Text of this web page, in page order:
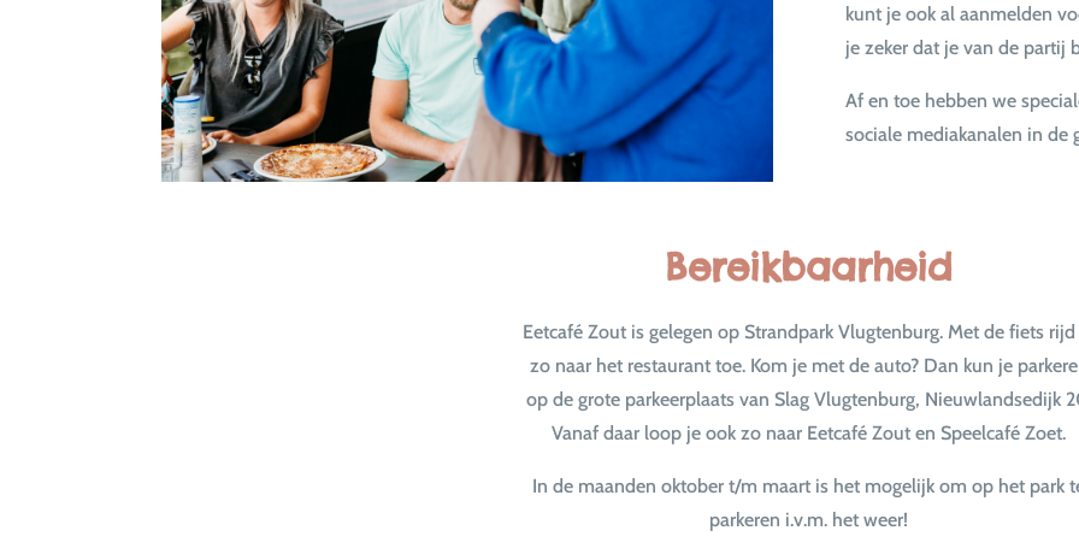
kunt je ook al aanmelden
je zeker dat je van de partij
Af en toe hebben we
sociale mediakanalen in de
Bereikbaarheid
Eetcafé Zout is gelegen op Strandpark Vlugtenburg. Met de fiets
zo naar het restaurant toe. Kom je met de auto? Dan kun je
op de grote parkeerplaats van Slag Vlugtenburg, Nieuwlandsedijk
Vanaf daar loop je ook zo naar Eetcafé Zout en Speelcafé Zoet.
In de maanden oktober t/m maart is het mogelijk om op het park
parkeren i.v.m. het weer!